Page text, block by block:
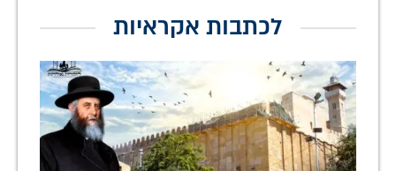
לכתבות אקראיות